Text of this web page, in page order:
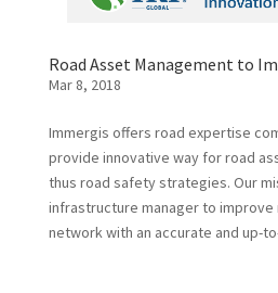
Road Asset Management to
Mar 8, 2018
Immergis offers road expertise
provide innovative way for road
thus road safety strategies. Our
infrastructure manager to
network with an accurate and up-